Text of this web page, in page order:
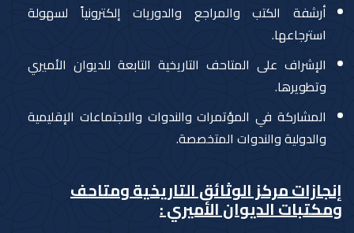
أرشفة الكتب والمراجع والدوريات إلكترونياً لسهولة
استرجاعها.
الإشراف على المتاحف التاريخية التابعة للديوان الأميري
وتطويرها.
المشاركة في المؤتمرات والندوات والاجتماعات الإقليمية
والدولية والندوات المتخصصة.
إنجازات مركز الوثائق التاريخية ومتاحف
ومكتبات الديوان الأميري :